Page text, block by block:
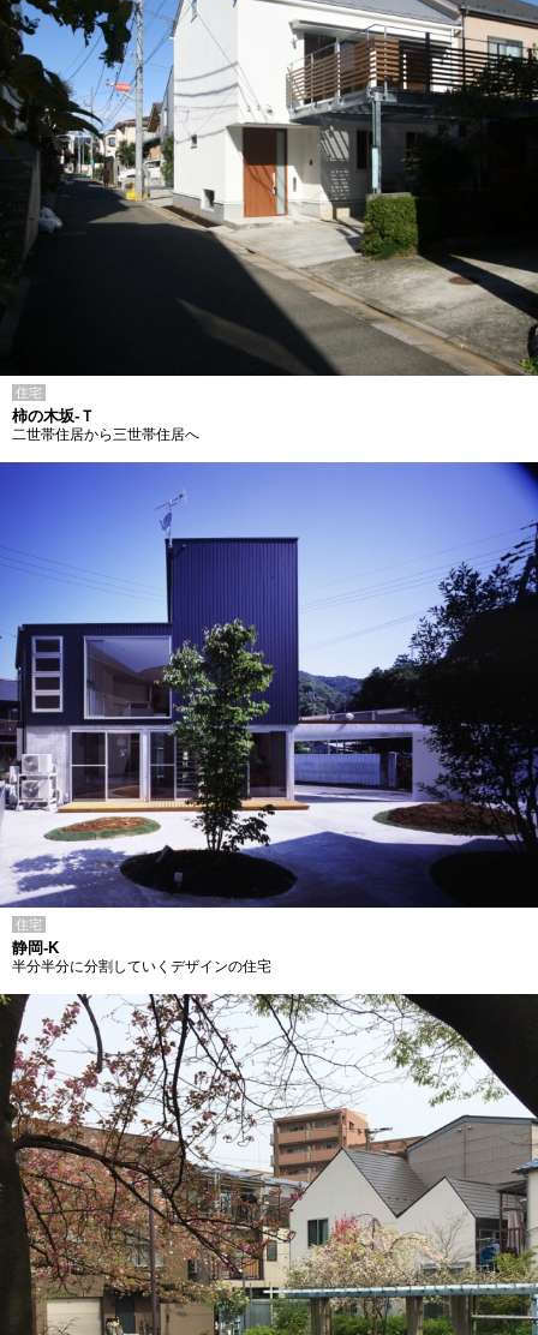
住宅
柿の木坂-Ｔ
二世帯住居から三世帯住居へ
住宅
静岡-K
半分半分に分割していくデザインの住宅